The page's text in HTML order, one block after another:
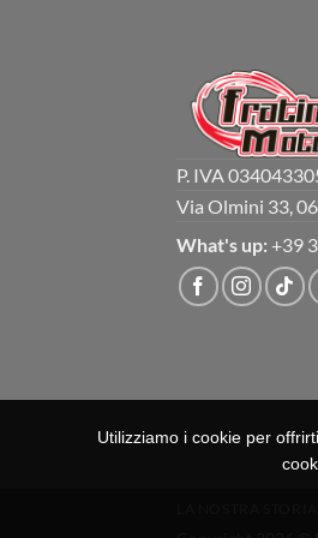
P. IVA
Via Olmini 33,
What's up: +39
Utilizziamo i cookie per